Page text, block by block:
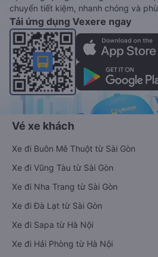
chuyển tiết kiệm, nhanh chóng và
Tải ứng dụng Vexere ngay
Vé xe khách
Xe đi Buôn Mê Thuột từ Sài Gòn
Xe đi Vũng Tàu từ Sài Gòn
Xe đi Nha Trang từ Sài Gòn
Xe đi Đà Lạt từ Sài Gòn
Xe đi Sapa từ Hà Nội
Xe đi Hải Phòng từ Hà Nội